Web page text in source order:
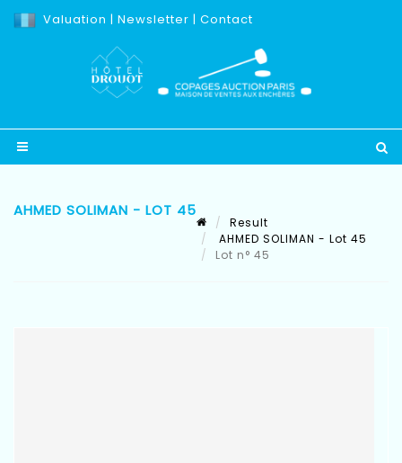
Valuation | Newsletter | Contact
AHMED SOLIMAN - LOT 45
Result
AHMED SOLIMAN - Lot 45
Lot n° 45